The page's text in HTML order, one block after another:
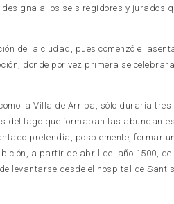
designa a los seis regidores y jurados
de la ciudad, pues comenzó el
donde por vez primera se
la Villa de Arriba, sólo duraría
del lago que formaban las
pretendía, posblemente, formar
a partir de abril del año 1500,
levantarse desde el hospital de